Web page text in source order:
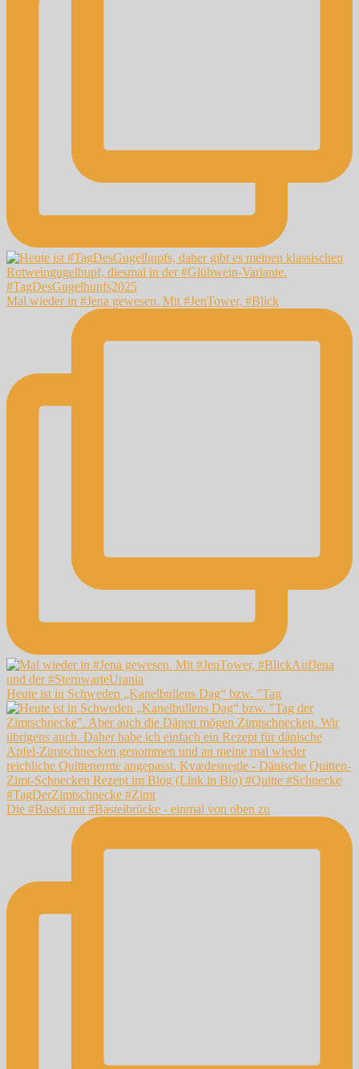
Mal wieder in #Jena gewesen. Mit #JenTower, #Blick
Heute ist in Schweden „Kanelbullens Dag“ bzw. "Tag
Die #Bastei mit #Basteibrücke - einmal von oben zu